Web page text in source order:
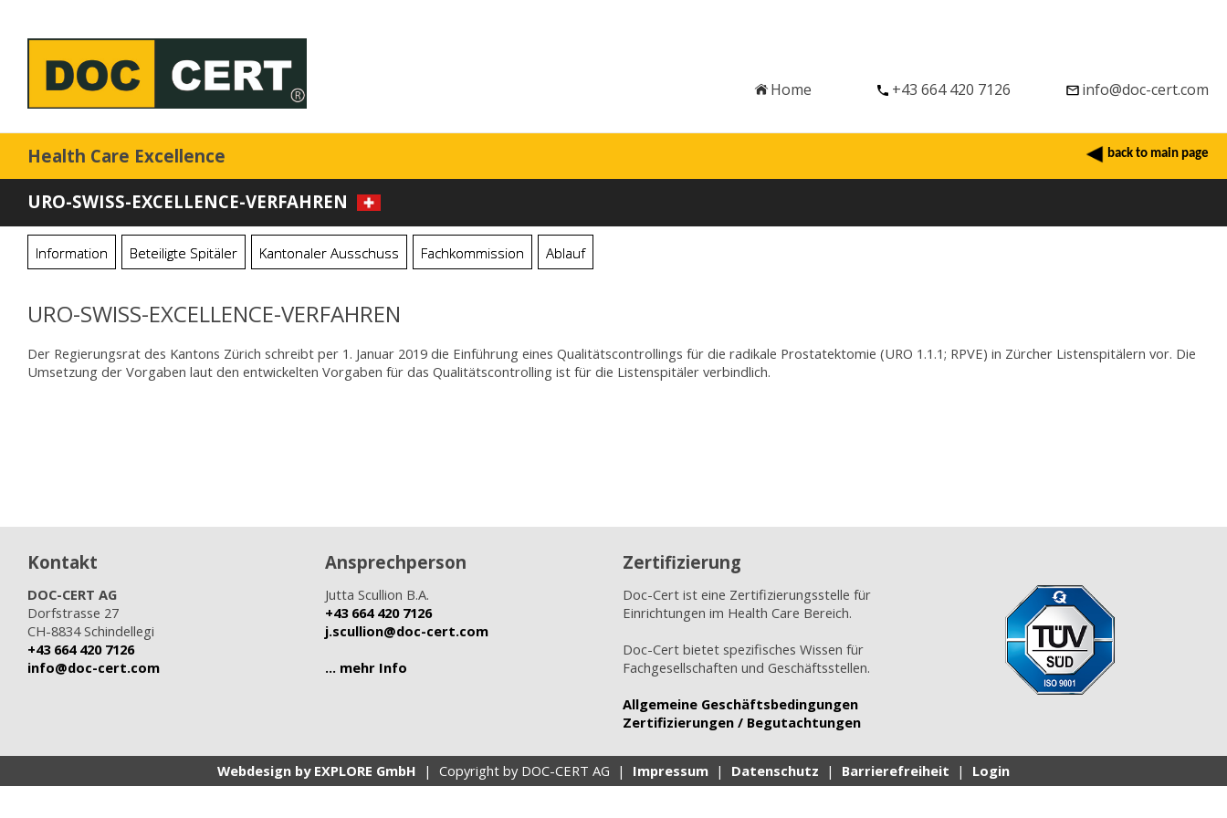
Home +43 664 420 7126 info@doc-cert.com
Health Care Excellence back to main page
URO-SWISS-EXCELLENCE-VERFAHREN
Information Beteiligte Spitäler Kantonaler Ausschuss Fachkommission Ablauf
URO-SWISS-EXCELLENCE-VERFAHREN
Der Regierungsrat des Kantons Zürich schreibt per 1. Januar 2019 die Einführung eines Qualitätscontrollings für die radikale Prostatektomie (URO 1.1.1; RPVE) in Zürcher Listenspitälern vor. Die
Umsetzung der Vorgaben laut den entwickelten Vorgaben für das Qualitätscontrolling ist für die Listenspitäler verbindlich.
Kontakt
DOC-CERT AG
Dorfstrasse 27
CH-8834 Schindellegi
+43 664 420 7126
info@doc-cert.com
Ansprechperson
Jutta Scullion B.A.
+43 664 420 7126
j.scullion@doc-cert.com
... mehr Info
Zertifizierung
Doc-Cert ist eine Zertifizierungsstelle für
Einrichtungen im Health Care Bereich.
Doc-Cert bietet spezifisches Wissen für
Fachgesellschaften und Geschäftsstellen.
Allgemeine Geschäftsbedingungen
Zertifizierungen / Begutachtungen
Webdesign by EXPLORE GmbH | Copyright by DOC-CERT AG | Impressum | Datenschutz | Barrierefreiheit | Login